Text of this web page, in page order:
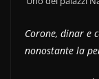
Corone, dinar e
nonostante la